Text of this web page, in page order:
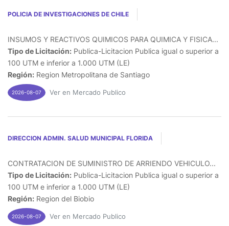
POLICIA DE INVESTIGACIONES DE CHILE
INSUMOS Y REACTIVOS QUIMICOS PARA QUIMICA Y FISICA...
Tipo de Licitación: Publica-Licitacion Publica igual o superior a
100 UTM e inferior a 1.000 UTM (LE)
Región: Region Metropolitana de Santiago
2026-08-07 Ver en Mercado Publico
DIRECCION ADMIN. SALUD MUNICIPAL FLORIDA
CONTRATACION DE SUMINISTRO DE ARRIENDO VEHICULO...
Tipo de Licitación: Publica-Licitacion Publica igual o superior a
100 UTM e inferior a 1.000 UTM (LE)
Región: Region del Biobio
2026-08-07 Ver en Mercado Publico